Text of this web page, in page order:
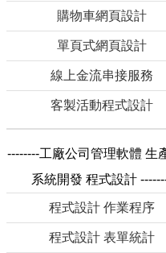
購物車網頁設計
單頁式網頁設計
線上金流串接服務
客製活動程式設計
--------工廠公司管理軟體 生
系統開發 程式設計
程式設計 作業程序
程式設計 表單統計